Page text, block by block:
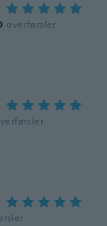
overførsler